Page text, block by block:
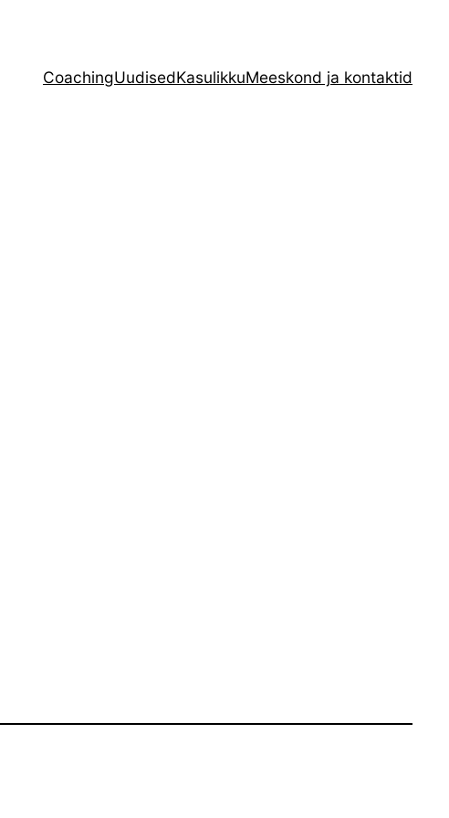
CoachingUudisedKasulikkuMeeskond ja kontaktid